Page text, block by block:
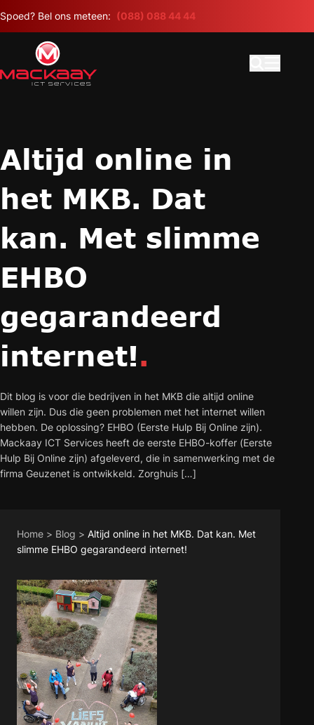
Spoed? Bel ons meteen: (088) 088 44 44
Altijd online in
het MKB. Dat
kan. Met slimme
EHBO
gegarandeerd
internet!.
Dit blog is voor die bedrijven in het MKB die altijd online
willen zijn. Dus die geen problemen met het internet willen
hebben. De oplossing? EHBO (Eerste Hulp Bij Online zijn).
Mackaay ICT Services heeft de eerste EHBO-koffer (Eerste
Hulp Bij Online zijn) afgeleverd, die in samenwerking met de
firma Geuzenet is ontwikkeld. Zorghuis […]
Home > Blog > Altijd online in het MKB. Dat kan. Met
slimme EHBO gegarandeerd internet!